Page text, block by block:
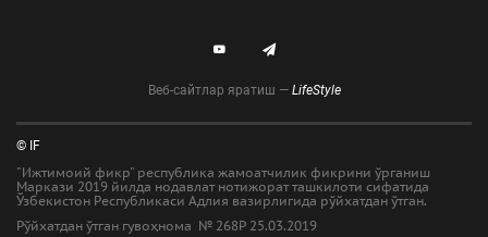
Веб-сайтлар яратиш — LifeStyle
© IF
"Ижтимоий фикр" республика жамоатчилик фикрини ўрганиш
Маркази 2019 йилда нодавлат нотижорат ташкилоти сифатида
Ўзбекистон Республикаси Адлия вазирлигида рўйхатдан ўтган.
Рўйхатдан ўтган гувоҳнома № 268Р 25.03.2019